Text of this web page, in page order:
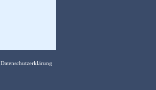
Datenschutzerklärung